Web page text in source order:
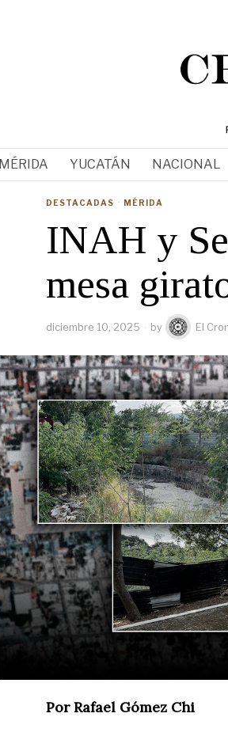
MÉRIDA YUCATÁN NACIONAL
DESTACADAS · MÉRIDA
INAH y
mesa
diciembre 10, 2025 by El
Por Rafael Gómez Chi